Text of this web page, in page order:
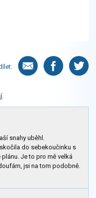
.
snahy uběhl.
do sebekoučinku s
Je to pro mě velká
jsi na tom podobně.